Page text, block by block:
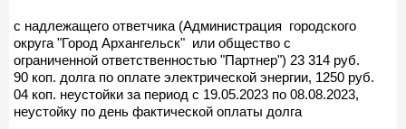
с надлежащего ответчика (Администрация городского
округа "Город Архангельск" или общество с
ограниченной ответственностью "Партнер") 23 314 руб.
90 коп. долга по оплате электрической энергии, 1250 руб.
04 коп. неустойки за период с 19.05.2023 по 08.08.2023,
неустойку по день фактической оплаты долга